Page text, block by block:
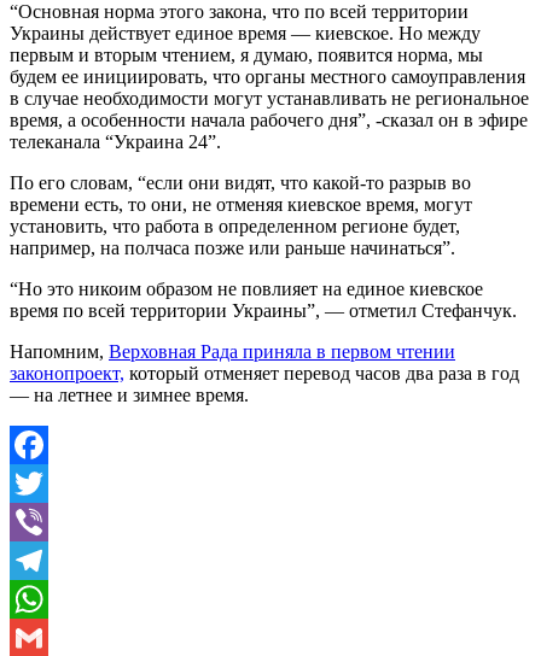
“Основная норма этого закона, что по всей территории
Украины действует единое время — киевское. Но между
первым и вторым чтением, я думаю, появится норма, мы
будем ее инициировать, что органы местного самоуправления
в случае необходимости могут устанавливать не региональное
время, а особенности начала рабочего дня”, -сказал он в эфире
телеканала “Украина 24”.
По его словам, “если они видят, что какой-то разрыв во
времени есть, то они, не отменяя киевское время, могут
установить, что работа в определенном регионе будет,
например, на полчаса позже или раньше начинаться”.
“Но это никоим образом не повлияет на единое киевское
время по всей территории Украины”, — отметил Стефанчук.
Напомним, Верховная Рада приняла в первом чтении
законопроект, который отменяет перевод часов два раза в год
— на летнее и зимнее время.
Facebook
Twitter
Viber
Telegram
WhatsApp